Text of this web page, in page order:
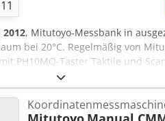
11
2012, Mitutoyo-Messbank in
bei 20°C. Regelmäßig von
PH10MQ-Taster Taktile und
innerhalb von 1,7 µm
LxB Maximale Höhe unter
D Eersa